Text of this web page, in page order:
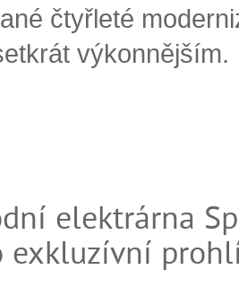
čtyřleté
výkonnějším.
elektrárna
exkluzívní